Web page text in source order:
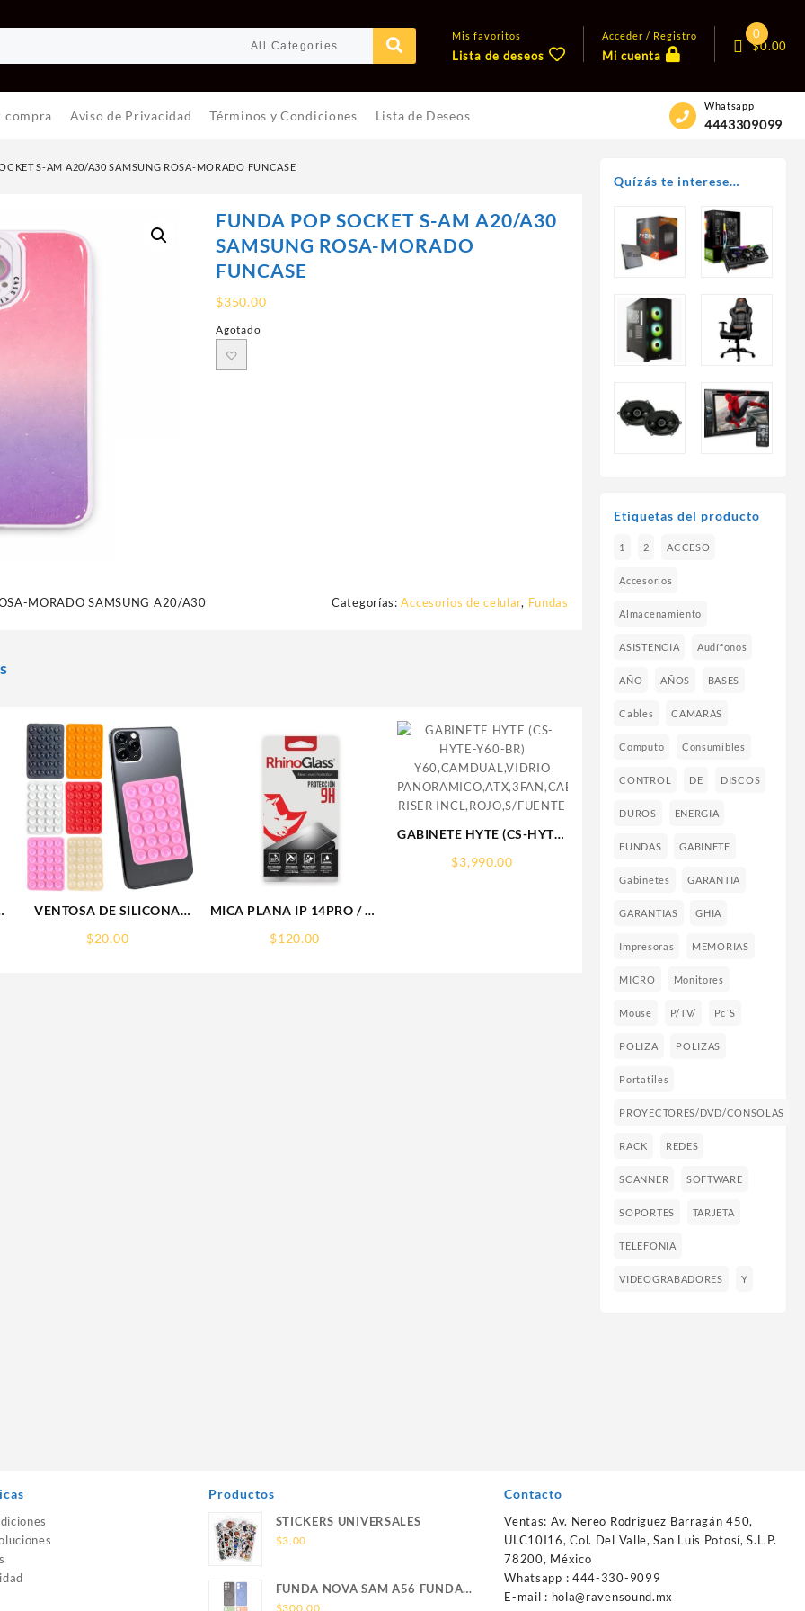
Mis favoritos
Lista de deseos
Acceder / Registro
Mi cuenta
0
$0.00
compra Aviso de Privacidad Términos y Condiciones Lista de Deseos
Whatsapp
4443309099
S-AM A20/A30 SAMSUNG ROSA-MORADO FUNCASE
FUNDA POP SOCKET S-AM A20/A30
SAMSUNG ROSA-MORADO
FUNCASE
$350.00
Agotado
MORADO SAMSUNG A20/A30 Categorías:Accesorios de celular, Fundas
VENTOSA DE SILICONA
$20.00
MICA PLANA IP 14PRO / 15
$120.00
GABINETE HYTE (CS-HYTE-
Y60,CAMDUAL,VIDRIO
$3,990.00
Quízás te interese…
Etiquetas del producto
1 2 ACCESO
Accesorios
Almacenamiento
ASISTENCIA Audífonos
AÑO AÑOS BASES
Cables CAMARAS
Computo Consumibles
CONTROL DE DISCOS
DUROS ENERGIA
FUNDAS GABINETE
Gabinetes GARANTIA
GARANTIAS GHIA
Impresoras MEMORIAS
MICRO Monitores
Mouse P/TV/ Pc´s
POLIZA POLIZAS
Portatiles
PROYECTORES/DVD/CONSOLAS
RACK REDES
SCANNER SOFTWARE
SOPORTES TARJETA
TELEFONIA
VIDEOGRABADORES Y
Productos
STICKERS UNIVERSALES
$3.00
FUNDA NOVA SAM A56 FUNDA
SILICONA SIN SOPORTE
$300.00
Contacto
Ventas: Av. Nereo Rodriguez Barragán 450,
ULC10I16, Col. Del Valle, San Luis Potosí, S.L.P.
78200, México
Whatsapp : 444-330-9099
E-mail : hola@ravensound.mx